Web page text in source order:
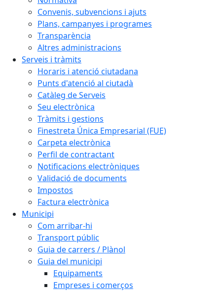
Convenis, subvencions i ajuts
Plans, campanyes i programes
Transparència
Altres administracions
Serveis i tràmits
Horaris i atenció ciutadana
Punts d'atenció al ciutadà
Catàleg de Serveis
Seu electrònica
Tràmits i gestions
Finestreta Única Empresarial (FUE)
Carpeta electrònica
Perfil de contractant
Notificacions electròniques
Validació de documents
Impostos
Factura electrònica
Municipi
Com arribar-hi
Transport públic
Guia de carrers / Plànol
Guia del municipi
Equipaments
Empreses i comerços